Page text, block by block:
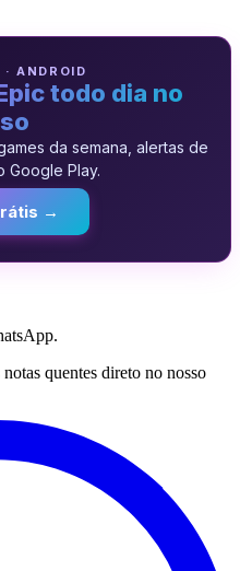
ANDROID
todo dia no
da semana, alertas de
Google Play.
→
quentes direto no nosso